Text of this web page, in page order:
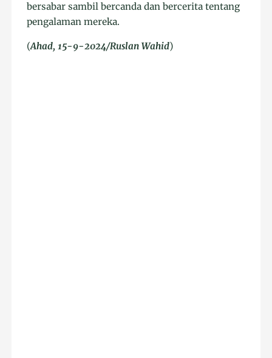
bersabar sambil bercanda dan bercerita tentang
pengalaman mereka.
(Ahad, 15-9-2024/Ruslan Wahid)